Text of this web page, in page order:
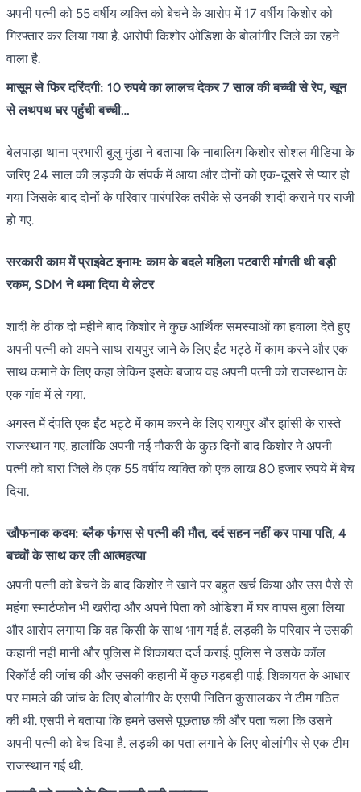
अपनी पत्नी को 55 वर्षीय व्यक्ति को बेचने के आरोप में 17 वर्षीय किशोर को
गिरफ्तार कर लिया गया है. आरोपी किशोर ओडिशा के बोलांगीर जिले का रहने
वाला है.
मासूम से फिर दरिंदगी: 10 रुपये का लालच देकर 7 साल की बच्ची से रेप, खून
से लथपथ घर पहुंंची बच्ची…
बेलपाड़ा थाना प्रभारी बुलु मुंडा ने बताया क‍ि नाबाल‍िग किशोर सोशल मीडिया के
जरिए 24 साल की लड़की के संपर्क में आया और दोनों को एक-दूसरे से प्यार हो
गया जिसके बाद दोनों के परिवार पारंपरिक तरीके से उनकी शादी कराने पर राजी
हो गए.
सरकारी काम में प्राइवेट इनाम: काम के बदले महिला पटवारी मांगती थी बड़ी
रकम, SDM ने थमा दिया ये लेटर
शादी के ठीक दो महीने बाद क‍िशोर ने कुछ आर्थिक समस्याओं का हवाला देते हुए
अपनी पत्नी को अपने साथ रायपुर जाने के लिए ईंट भट्ठे में काम करने और एक
साथ कमाने के लिए कहा लेकिन इसके बजाय वह अपनी पत्नी को राजस्थान के
एक गांव में ले गया.
अगस्त में दंपति एक ईंट भट्टे में काम करने के लिए रायपुर और झांसी के रास्ते
राजस्थान गए. हालांकि अपनी नई नौकरी के कुछ दिनों बाद क‍िशोर ने अपनी
पत्नी को बारां जिले के एक 55 वर्षीय व्यक्ति को एक लाख 80 हजार रुपये में बेच
दिया.
खौफनाक कदम: ब्लैक फंगस से पत्नी की मौत, दर्द सहन नहीं कर पाया पति, 4
बच्चों के साथ कर ली आत्महत्या
अपनी पत्नी को बेचने के बाद क‍िशोर ने खाने पर बहुत खर्च किया और उस पैसे से
महंगा स्मार्टफोन भी खरीदा और अपने पिता को ओडिशा में घर वापस बुला लिया
और आरोप लगाया कि वह किसी के साथ भाग गई है. लड़की के परिवार ने उसकी
कहानी नहीं मानी और पुलिस में शिकायत दर्ज कराई. पुलिस ने उसके कॉल
रिकॉर्ड की जांच की और उसकी कहानी में कुछ गड़बड़ी पाई. शिकायत के आधार
पर मामले की जांच के लिए बोलांगीर के एसपी नितिन कुसालकर ने टीम गठित
की थी. एसपी ने बताया क‍ि हमने उससे पूछताछ की और पता चला कि उसने
अपनी पत्नी को बेच दिया है. लड़की का पता लगाने के लिए बोलांगीर से एक टीम
राजस्थान गई थी.